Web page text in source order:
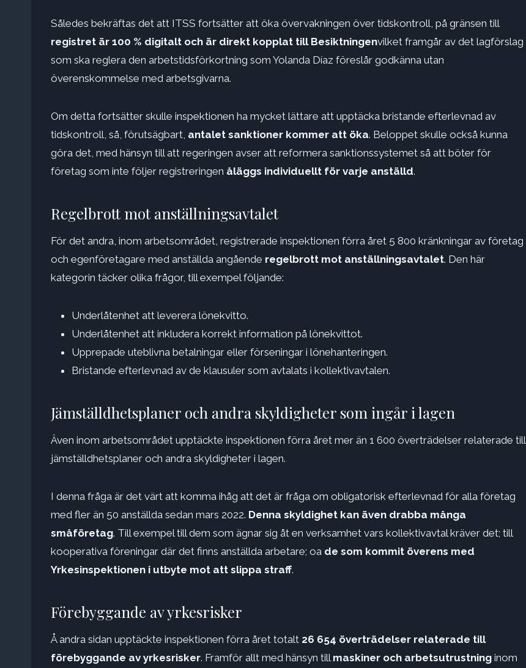
Således bekräftas det att ITSS fortsätter att öka övervakningen över tidskontroll, på gränsen till
registret är 100 % digitalt och är direkt kopplat till Besiktningenvilket framgår av det lagförslag
som ska reglera den arbetstidsförkortning som Yolanda Díaz föreslår godkänna utan
överenskommelse med arbetsgivarna.
Om detta fortsätter skulle inspektionen ha mycket lättare att upptäcka bristande efterlevnad av
tidskontroll, så, förutsägbart, antalet sanktioner kommer att öka. Beloppet skulle också kunna
göra det, med hänsyn till att regeringen avser att reformera sanktionssystemet så att böter för
företag som inte följer registreringen åläggs individuellt för varje anställd.
Regelbrott mot anställningsavtalet
För det andra, inom arbetsområdet, registrerade inspektionen förra året 5 800 kränkningar av företag
och egenföretagare med anställda angående regelbrott mot anställningsavtalet. Den här
kategorin täcker olika frågor, till exempel följande:
Underlåtenhet att leverera lönekvitto.
Underlåtenhet att inkludera korrekt information på lönekvittot.
Upprepade uteblivna betalningar eller förseningar i lönehanteringen.
Bristande efterlevnad av de klausuler som avtalats i kollektivavtalen.
Jämställdhetsplaner och andra skyldigheter som ingår i lagen
Även inom arbetsområdet upptäckte inspektionen förra året mer än 1 600 överträdelser relaterade till
jämställdhetsplaner och andra skyldigheter i lagen.
I denna fråga är det värt att komma ihåg att det är fråga om obligatorisk efterlevnad för alla företag
med fler än 50 anställda sedan mars 2022. Denna skyldighet kan även drabba många
småföretag. Till exempel till dem som ägnar sig åt en verksamhet vars kollektivavtal kräver det; till
kooperativa föreningar där det finns anställda arbetare; oa de som kommit överens med
Yrkesinspektionen i utbyte mot att slippa straff.
Förebyggande av yrkesrisker
Å andra sidan upptäckte inspektionen förra året totalt 26 654 överträdelser relaterade till
förebyggande av yrkesrisker. Framför allt med hänsyn till maskiner och arbetsutrustning inom